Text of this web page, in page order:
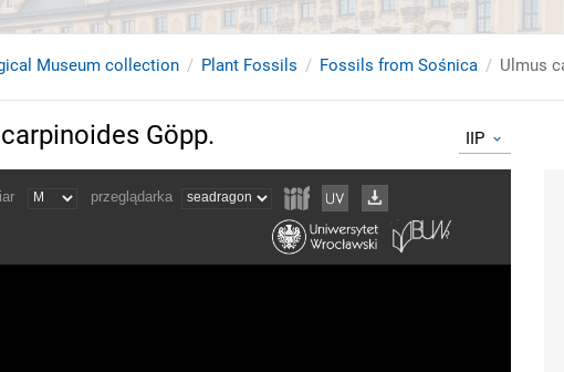
Museum collection Plant Fossils Fossils from Sośnica Ulmus
Göpp. IIP